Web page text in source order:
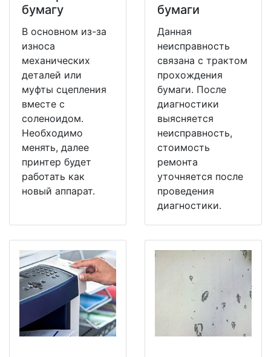
бумагу
В основном из-за
износа
механических
деталей или
муфты сцепления
вместе с
соленоидом.
Необходимо
менять, далее
принтер будет
работать как
новый аппарат.
бумаги
Данная
неисправность
связана с трактом
прохождения
бумаги. После
диагностики
выясняется
неисправность,
стоимость
ремонта
уточняется после
проведения
диагностики.